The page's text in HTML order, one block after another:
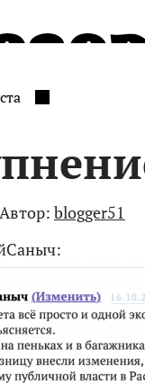
Автор: blogger51